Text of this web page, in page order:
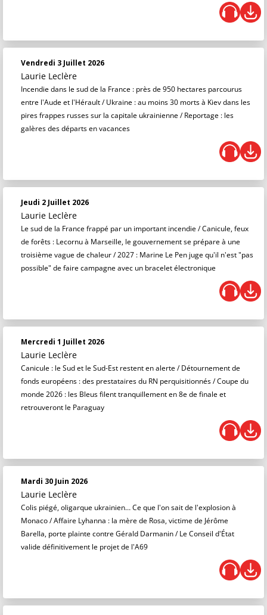
Vendredi 3 Juillet 2026
Laurie Leclère
Incendie dans le sud de la France : près de 950 hectares parcourus
entre l'Aude et l'Hérault / Ukraine : au moins 30 morts à Kiev dans les
pires frappes russes sur la capitale ukrainienne / Reportage : les
galères des départs en vacances
Jeudi 2 Juillet 2026
Laurie Leclère
Le sud de la France frappé par un important incendie / Canicule, feux
de forêts : Lecornu à Marseille, le gouvernement se prépare à une
troisième vague de chaleur / 2027 : Marine Le Pen juge qu'il n'est "pas
possible" de faire campagne avec un bracelet électronique
Mercredi 1 Juillet 2026
Laurie Leclère
Canicule : le Sud et le Sud-Est restent en alerte / Détournement de
fonds européens : des prestataires du RN perquisitionnés / Coupe du
monde 2026 : les Bleus filent tranquillement en 8e de finale et
retrouveront le Paraguay
Mardi 30 Juin 2026
Laurie Leclère
Colis piégé, oligarque ukrainien… Ce que l'on sait de l'explosion à
Monaco / Affaire Lyhanna : la mère de Rosa, victime de Jérôme
Barella, porte plainte contre Gérald Darmanin / Le Conseil d'État
valide définitivement le projet de l'A69